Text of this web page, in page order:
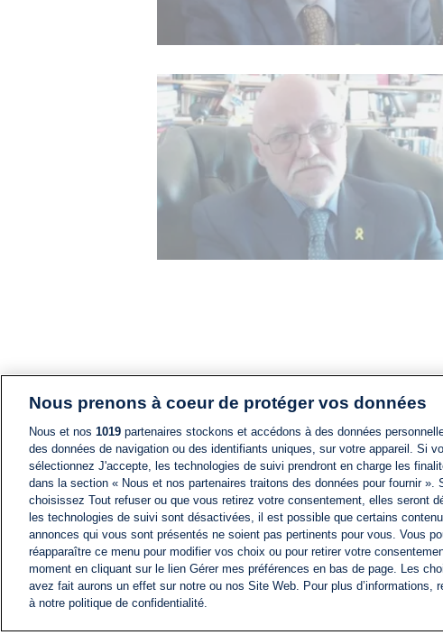
Nous prenons à coeur de protéger vos données
Nous et nos 1019 partenaires stockons et accédons à des données
des données de navigation ou des identifiants uniques, sur votre appareil. Si
sélectionnez J'accepte, les technologies de suivi prendront en charge les
dans la section « Nous et nos partenaires traitons des données pour fournir ».
choisissez Tout refuser ou que vous retirez votre consentement, elles seront
les technologies de suivi sont désactivées, il est possible que certains
annonces qui vous sont présentés ne soient pas pertinents pour vous. Vous
réapparaître ce menu pour modifier vos choix ou pour retirer votre
moment en cliquant sur le lien Gérer mes préférences en bas de page. Les
avez fait aurons un effet sur notre ou nos Site Web. Pour plus d’informations,
à notre politique de confidentialité.